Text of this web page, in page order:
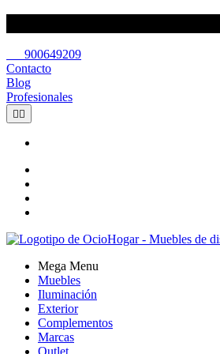
900649209
Contacto
Blog
Profesionales
 
Mega Menu
Muebles
Iluminación
Exterior
Complementos
Marcas
Outlet